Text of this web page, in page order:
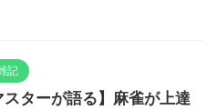
記
スターが語る】麻雀が上達